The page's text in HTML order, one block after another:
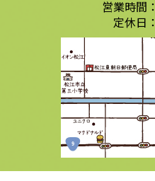
営業時間：
定休日：